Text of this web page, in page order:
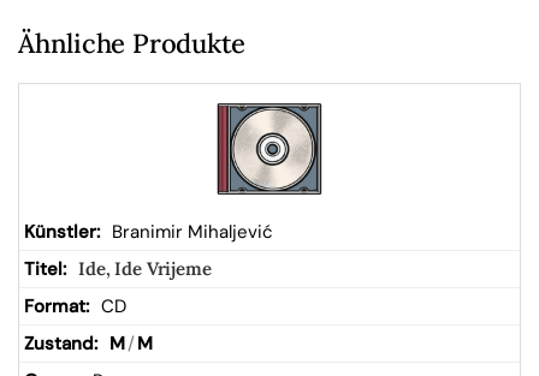
Ähnliche Produkte
Branimir Mihaljević
Ide, Ide Vrijeme
CD
M/ M